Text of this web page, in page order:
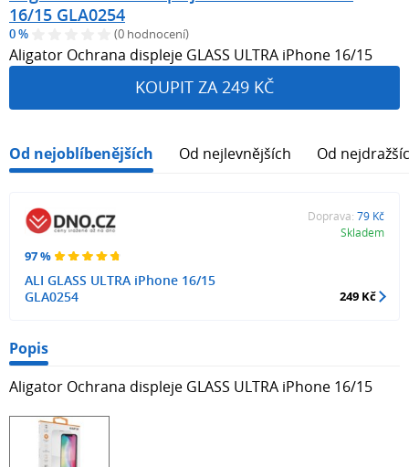
16/15 GLA0254
0 % (0 hodnocení)
Aligator Ochrana displeje GLASS ULTRA iPhone 16/15
KOUPIT ZA 249 KČ
Od nejoblíbenějších Od nejlevnějších Od
97 %
ALI GLASS ULTRA iPhone 16/15
GLA0254
Doprava: 79 Kč
Skladem
249 Kč
Popis
Aligator Ochrana displeje GLASS ULTRA iPhone 16/15